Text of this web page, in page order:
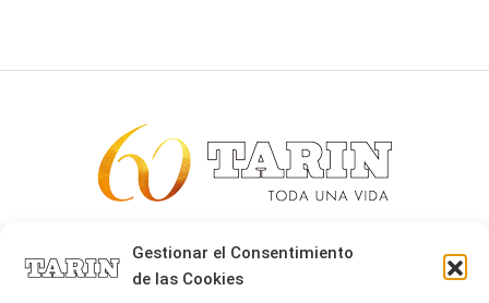
Gestionar el Consentimiento
de las Cookies
Alta joyería desde 1963